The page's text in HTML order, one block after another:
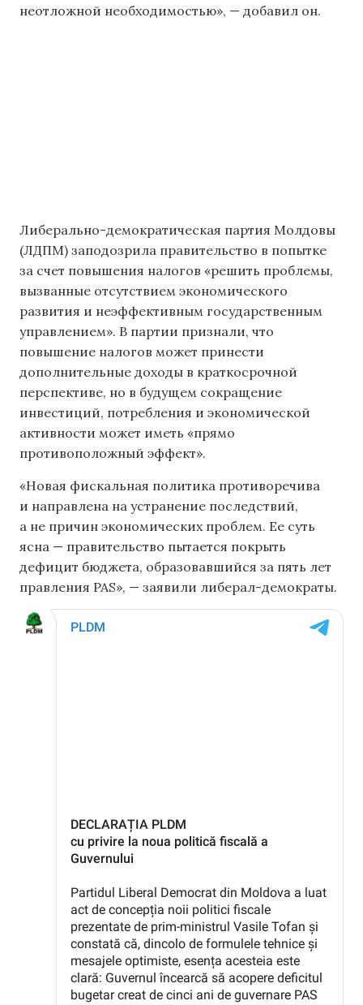
неотложной необходимостью», — добавил он.
Либерально-демократическая партия Молдовы
(ЛДПМ) заподозрила правительство в попытке
за счет повышения налогов «решить проблемы,
вызванные отсутствием экономического
развития и неэффективным государственным
управлением». В партии признали, что
повышение налогов может принести
дополнительные доходы в краткосрочной
перспективе, но в будущем сокращение
инвестиций, потребления и экономической
активности может иметь «прямо
противоположный эффект».
«Новая фискальная политика противоречива
и направлена ​​на устранение последствий,
а не причин экономических проблем. Ее суть
ясна — правительство пытается покрыть
дефицит бюджета, образовавшийся за пять лет
правления PAS», — заявили либерал-демократы.